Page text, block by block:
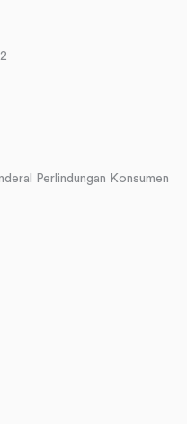
Perlindungan Konsumen